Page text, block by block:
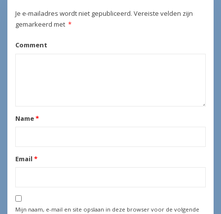
Je e-mailadres wordt niet gepubliceerd. Vereiste velden zijn
gemarkeerd met *
Comment
Name*
Email *
Mijn naam, e-mail en site opslaan in deze browser voor de volgende